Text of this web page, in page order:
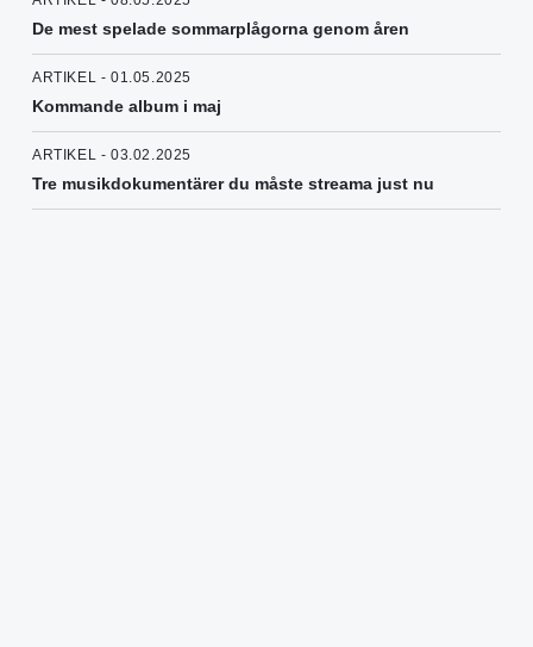
De mest spelade sommarplågorna genom åren
ARTIKEL - 01.05.2025
Kommande album i maj
ARTIKEL - 03.02.2025
Tre musikdokumentärer du måste streama just nu